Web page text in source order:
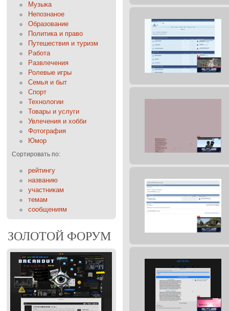
Музыка
Непознаное
Образование
Политика и право
Путешествия и туризм
Работа
Развлечения
Ролевые игры
Семья и быт
Спорт
Технологии
Товары и услуги
Увлечения и хобби
Фотография
Юмор
Сортировать по:
рейтингу
названию
участникам
темам
сообщениям
ЗОЛОТОЙ ФОРУМ